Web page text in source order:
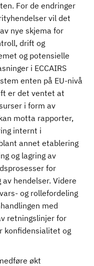
For de endringer
vil det
nye skjema for
drift og
og potensielle
i ECCAIRS
enten på EU-nivå
er det ventet at
i form av
motta rapporter,
internt i
annet etablering
og lagring av
for
hendelser. Videre
og rollefordeling
med
retningslinjer for
konfidensialitet og
økt